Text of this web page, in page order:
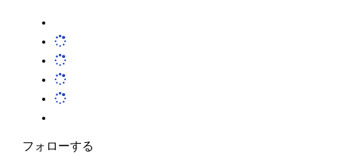
フォローする